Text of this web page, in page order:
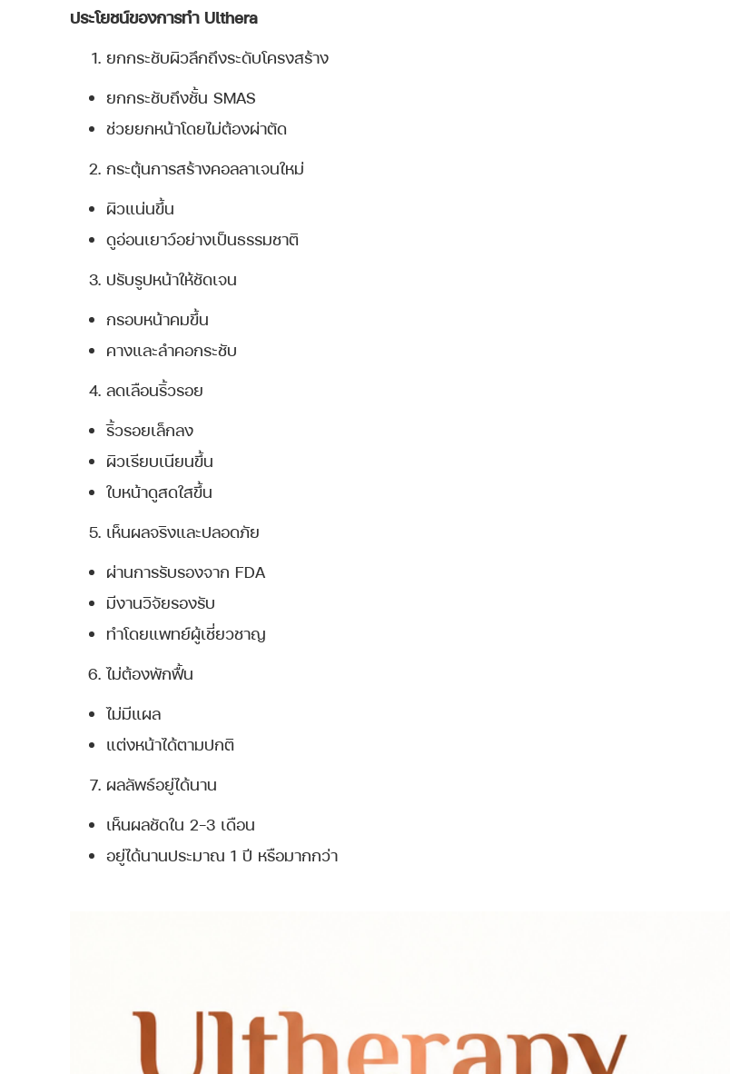
ประโยชน์ของการทำ Ulthera
ยกกระชับผิวลึกถึงระดับโครงสร้าง
ยกกระชับถึงชั้น SMAS
ช่วยยกหน้าโดยไม่ต้องผ่าตัด
กระตุ้นการสร้างคอลลาเจนใหม่
ผิวแน่นขึ้น
ดูอ่อนเยาว์อย่างเป็นธรรมชาติ
ปรับรูปหน้าให้ชัดเจน
กรอบหน้าคมขึ้น
คางและลำคอกระชับ
ลดเลือนริ้วรอย
ริ้วรอยเล็กลง
ผิวเรียบเนียนขึ้น
ใบหน้าดูสดใสขึ้น
เห็นผลจริงและปลอดภัย
ผ่านการรับรองจาก FDA
มีงานวิจัยรองรับ
ทำโดยแพทย์ผู้เชี่ยวชาญ
ไม่ต้องพักฟื้น
ไม่มีแผล
แต่งหน้าได้ตามปกติ
ผลลัพธ์อยู่ได้นาน
เห็นผลชัดใน 2–3 เดือน
อยู่ได้นานประมาณ 1 ปี หรือมากกว่า